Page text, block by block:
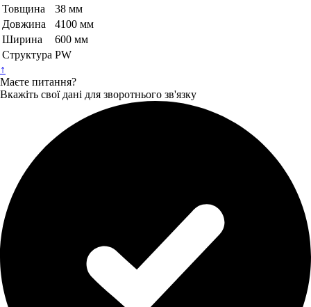
Товщина
38 мм
Довжина
4100 мм
Ширина
600 мм
Структура PW
↑
Маєте питання?
Вкажіть свої дані для зворотнього зв'язку